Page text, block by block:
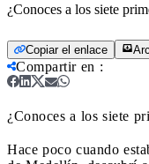
¿Conoces a los siete
Copiar el enlace
Compartir en :
¿Conoces a los siete
Hace poco cuando